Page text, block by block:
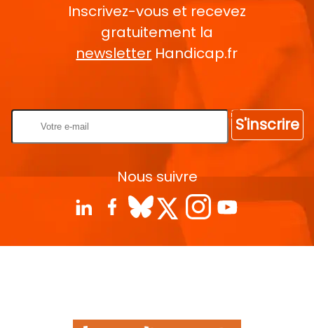
Inscrivez-vous et recevez
gratuitement la
newsletter Handicap.fr
S'inscrire
Nous suivre